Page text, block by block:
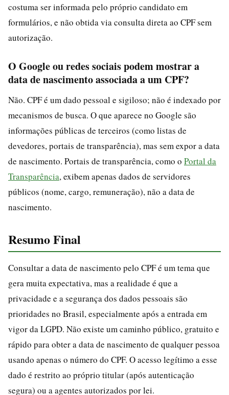
costuma ser informada pelo próprio candidato em
formulários, e não obtida via consulta direta ao CPF sem
autorização.
O Google ou redes sociais podem mostrar a
data de nascimento associada a um CPF?
Não. CPF é um dado pessoal e sigiloso; não é indexado por
mecanismos de busca. O que aparece no Google são
informações públicas de terceiros (como listas de
devedores, portais de transparência), mas sem expor a data
de nascimento. Portais de transparência, como o Portal da
Transparência, exibem apenas dados de servidores
públicos (nome, cargo, remuneração), não a data de
nascimento.
Resumo Final
Consultar a data de nascimento pelo CPF é um tema que
gera muita expectativa, mas a realidade é que a
privacidade e a segurança dos dados pessoais são
prioridades no Brasil, especialmente após a entrada em
vigor da LGPD. Não existe um caminho público, gratuito e
rápido para obter a data de nascimento de qualquer pessoa
usando apenas o número do CPF. O acesso legítimo a esse
dado é restrito ao próprio titular (após autenticação
segura) ou a agentes autorizados por lei.